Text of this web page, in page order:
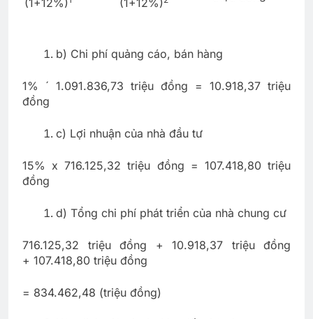
(1+12%) (1+12%)
b) Chi phí quảng cáo, bán hàng
1% ´ 1.091.836,73 triệu đồng = 10.918,37 triệu
đồng
c) Lợi nhuận của nhà đầu tư
15% x 716.125,32 triệu đồng = 107.418,80 triệu
đồng
d) Tổng chi phí phát triển của nhà chung cư
716.125,32 triệu đồng + 10.918,37 triệu đồng
+ 107.418,80 triệu đồng
= 834.462,48 (triệu đồng)